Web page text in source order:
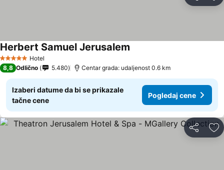
5 ZvezdiceHotel
Herbert Samuel Jerusalem
8,8 Odlično 5.480 Centar grada: udaljenost 0.6 km
Izaberi datume da bi se prikazale
tačne cene
Pogledaj cene
Deli